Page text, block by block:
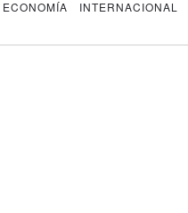
ECONOMÍA INTERNACIONAL